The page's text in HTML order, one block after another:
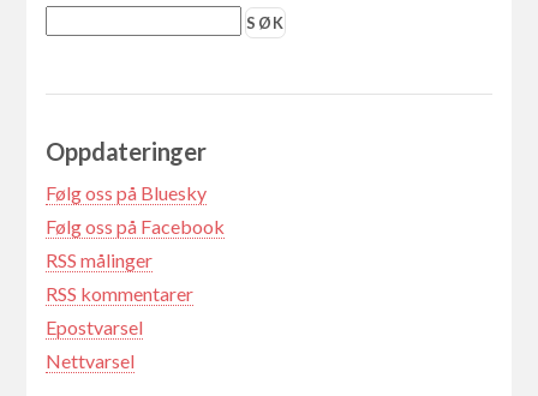
Oppdateringer
Følg oss på Bluesky
Følg oss på Facebook
RSS målinger
RSS kommentarer
Epostvarsel
Nettvarsel